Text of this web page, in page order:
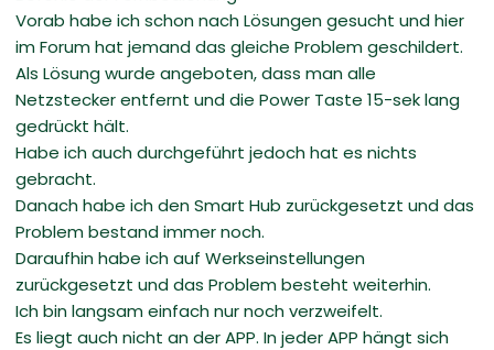
Vorab habe ich schon nach Lösungen gesucht und hier
im Forum hat jemand das gleiche Problem geschildert.
Als Lösung wurde angeboten, dass man alle
Netzstecker entfernt und die Power Taste 15-sek lang
gedrückt hält.
Habe ich auch durchgeführt jedoch hat es nichts
gebracht.
Danach habe ich den Smart Hub zurückgesetzt und das
Problem bestand immer noch.
Daraufhin habe ich auf Werkseinstellungen
zurückgesetzt und das Problem besteht weiterhin.
Ich bin langsam einfach nur noch verzweifelt.
Es liegt auch nicht an der APP. In jeder APP hängt sich